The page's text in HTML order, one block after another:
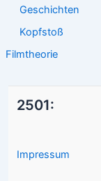
Geschichten
Kopfstoß
Filmtheorie
2501:
Impressum